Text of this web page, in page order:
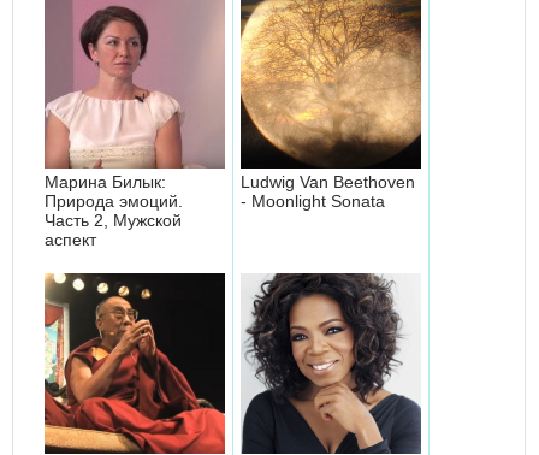
Марина Билык:
Природа эмоций.
Часть 2, Мужской
аспект
Ludwig Van Beethoven
- Moonlight Sonata